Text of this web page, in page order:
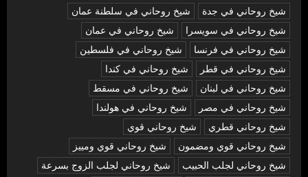
شيخ روحاني في جدة
شيخ روحاني في سلطنة عمان
شيخ روحاني في سويسرا
شيخ روحاني في عمان
شيخ روحاني في فرنسا
شيخ روحاني في فلسطين
شيخ روحاني في قطر
شيخ روحاني في كندا
شيخ روحاني في لبنان
شيخ روحاني في مسقط
شيخ روحاني في مصر
شيخ روحاني في هولندا
شيخ روحاني قطري
شيخ روحاني قوي
شيخ روحاني قوي ومضمون
شيخ روحاني قوي ومييز
شيخ روحاني لجلب الحبيب
شيخ روحاني لجلب الزوج بسرعة